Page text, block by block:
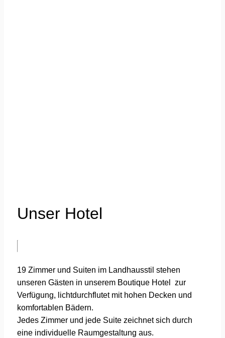
Unser Hotel
19 Zimmer und Suiten im Landhausstil stehen
unseren Gästen in unserem Boutique Hotel zur
Verfügung, lichtdurchflutet mit hohen Decken und
komfortablen Bädern.
Jedes Zimmer und jede Suite zeichnet sich durch
eine individuelle Raumgestaltung aus.